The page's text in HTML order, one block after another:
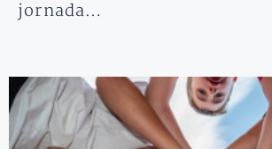
jornada…